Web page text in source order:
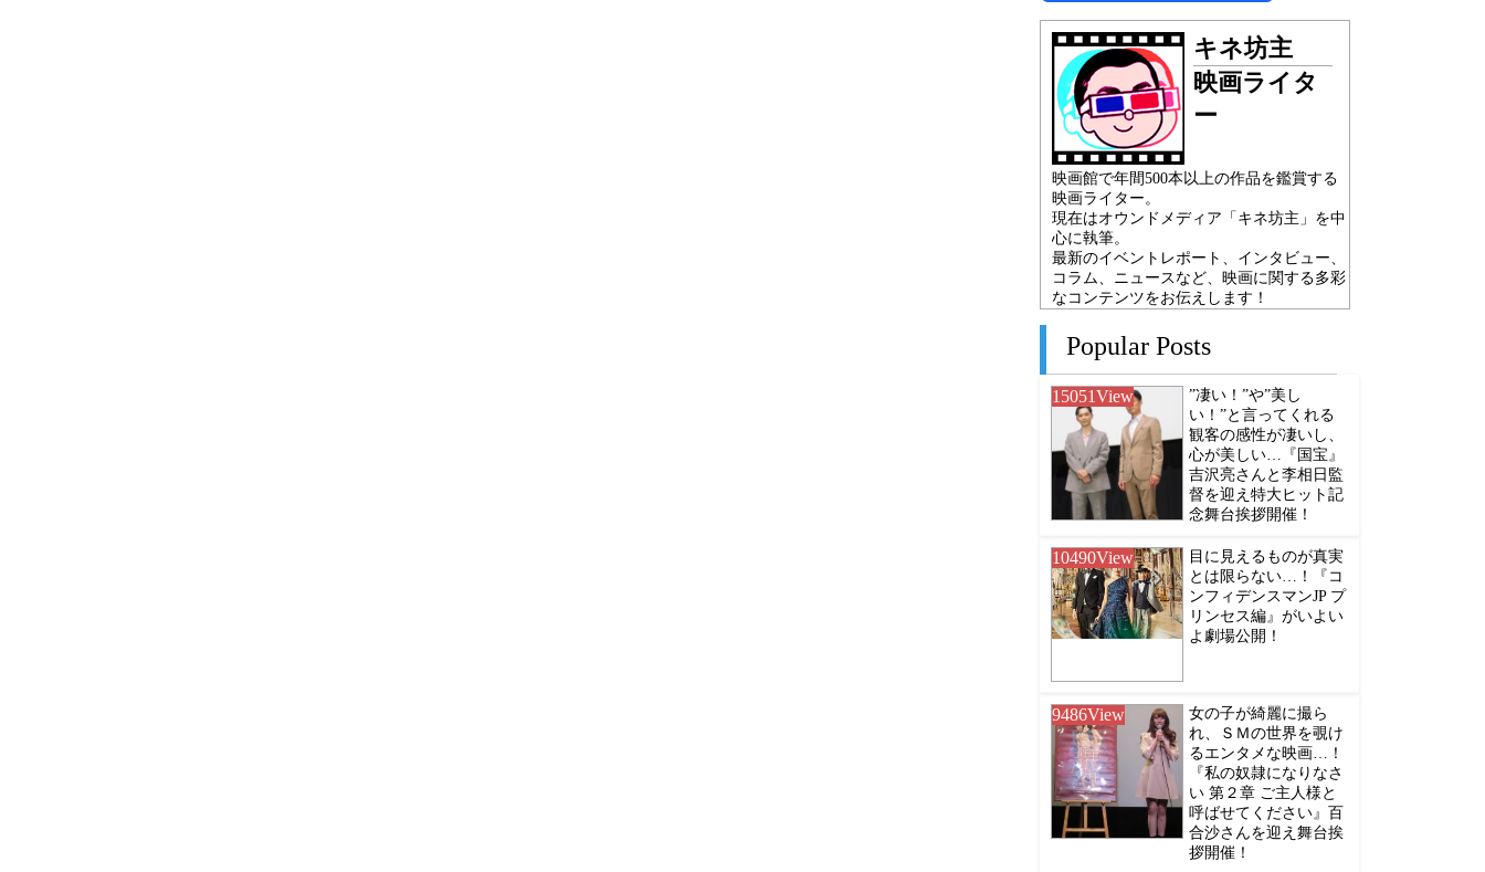
キネ坊主
映画ライタ
ー
映画館で年間500本以上の作品を鑑賞する
映画ライター。
現在はオウンドメディア「キネ坊主」を中
心に執筆。
最新のイベントレポート、インタビュー、
コラム、ニュースなど、映画に関する多彩
なコンテンツをお伝えします！
Popular Posts
15051View
”凄い！”や”美し
い！”と言ってくれる
観客の感性が凄いし、
心が美しい…『国宝』
吉沢亮さんと李相日監
督を迎え特大ヒット記
念舞台挨拶開催！
10490View
目に見えるものが真実
とは限らない…！『コ
ンフィデンスマンJP プ
リンセス編』がいよい
よ劇場公開！
9486View
女の子が綺麗に撮ら
れ、ＳＭの世界を覗け
るエンタメな映画…！
『私の奴隷になりなさ
い 第２章 ご主人様と
呼ばせてください』百
合沙さんを迎え舞台挨
拶開催！